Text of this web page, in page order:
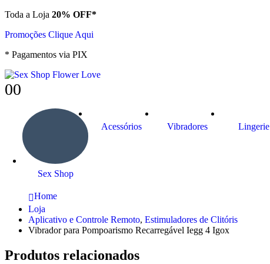
Toda a Loja 20% OFF*
Promoções Clique Aqui
* Pagamentos via PIX
00
Sex Shop
Acessórios Vibradores Lingerie
Home
Loja
Aplicativo e Controle Remoto, Estimuladores de Clitóris
Vibrador para Pompoarismo Recarregável Iegg 4 Igox
Produtos relacionados